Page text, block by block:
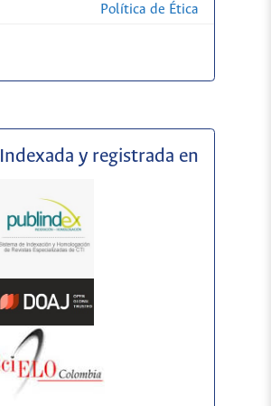
Política de Ética
Indexada y registrada en